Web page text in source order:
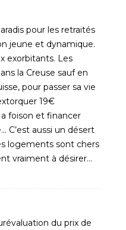
pour les retraités
jeune et dynamique.
exorbitants. Les
la Creuse sauf en
pour passer sa vie
19€
foison et financer
C’est aussi un désert
logements sont chers
vraiment à désirer…
du prix de